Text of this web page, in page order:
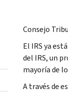
Consejo
El IRS ya
del IRS, un
mayoría de
A través de